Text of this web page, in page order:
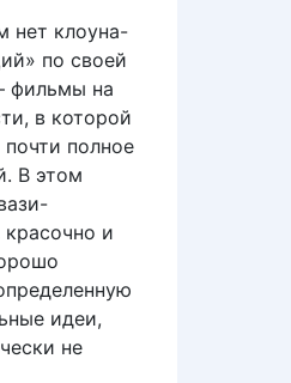
нет клоуна-
по своей
фильмы на
в которой
полное
В этом
и
идеи,
не